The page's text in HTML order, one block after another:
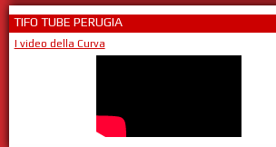
TIFO TUBE PERUGIA
I video della Curva